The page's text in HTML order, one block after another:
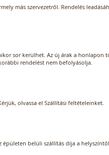
más szervezetről. Rendelés
sor kerülhet. Az új árak a honlapon
rendelést nem befolyásolja.
olvassa el Szállítási feltételeinket
belüli szállítás díja a